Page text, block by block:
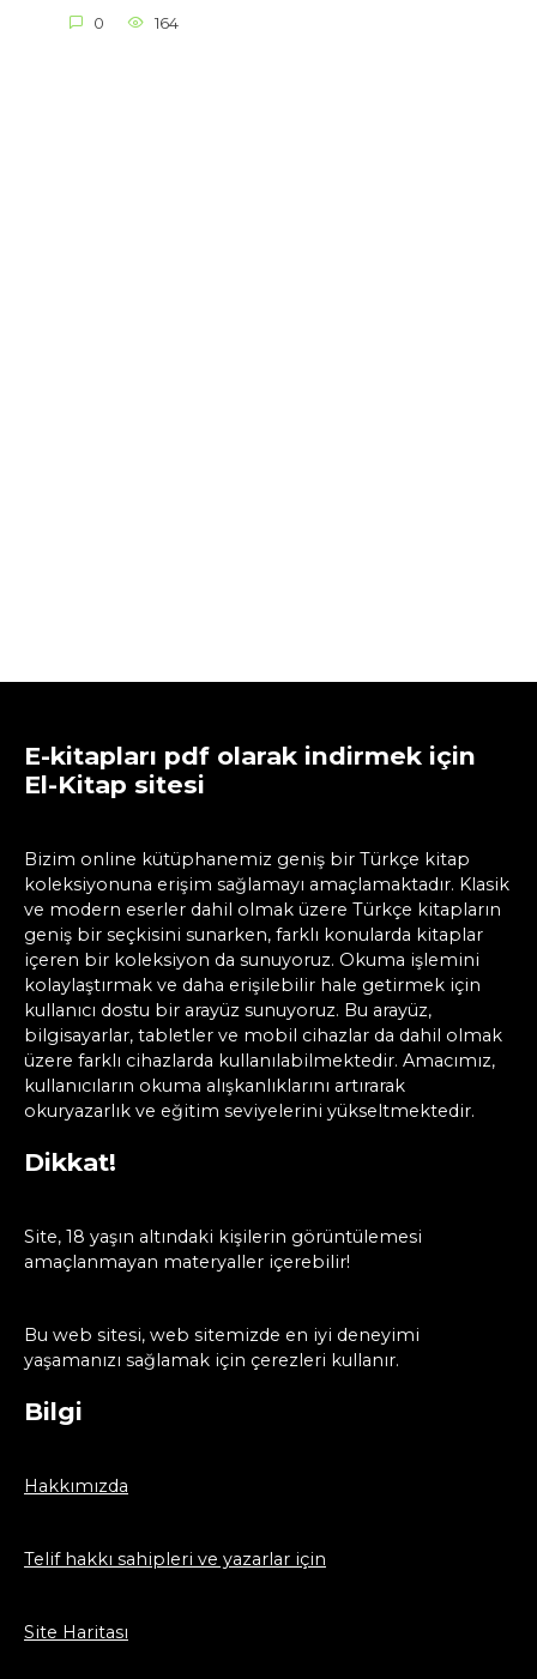
0 164
E-kitapları pdf olarak indirmek için
El-Kitap sitesi
Bizim online kütüphanemiz geniş bir Türkçe kitap
koleksiyonuna erişim sağlamayı amaçlamaktadır. Klasik
ve modern eserler dahil olmak üzere Türkçe kitapların
geniş bir seçkisini sunarken, farklı konularda kitaplar
içeren bir koleksiyon da sunuyoruz. Okuma işlemini
kolaylaştırmak ve daha erişilebilir hale getirmek için
kullanıcı dostu bir arayüz sunuyoruz. Bu arayüz,
bilgisayarlar, tabletler ve mobil cihazlar da dahil olmak
üzere farklı cihazlarda kullanılabilmektedir. Amacımız,
kullanıcıların okuma alışkanlıklarını artırarak
okuryazarlık ve eğitim seviyelerini yükseltmektedir.
Dikkat!
Site, 18 yaşın altındaki kişilerin görüntülemesi
amaçlanmayan materyaller içerebilir!
Bu web sitesi, web sitemizde en iyi deneyimi
yaşamanızı sağlamak için çerezleri kullanır.
Bilgi
Hakkımızda
Telif hakkı sahipleri ve yazarlar için
Site Haritası